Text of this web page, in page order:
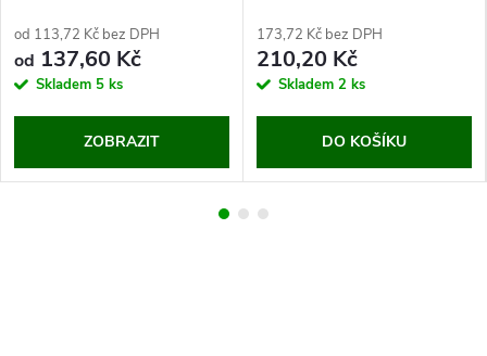
od 113,72 Kč bez DPH
od 137,60 Kč
Skladem 5 ks
ZOBRAZIT
173,72 Kč bez DPH
210,20 Kč
Skladem 2 ks
DO KOŠÍKU